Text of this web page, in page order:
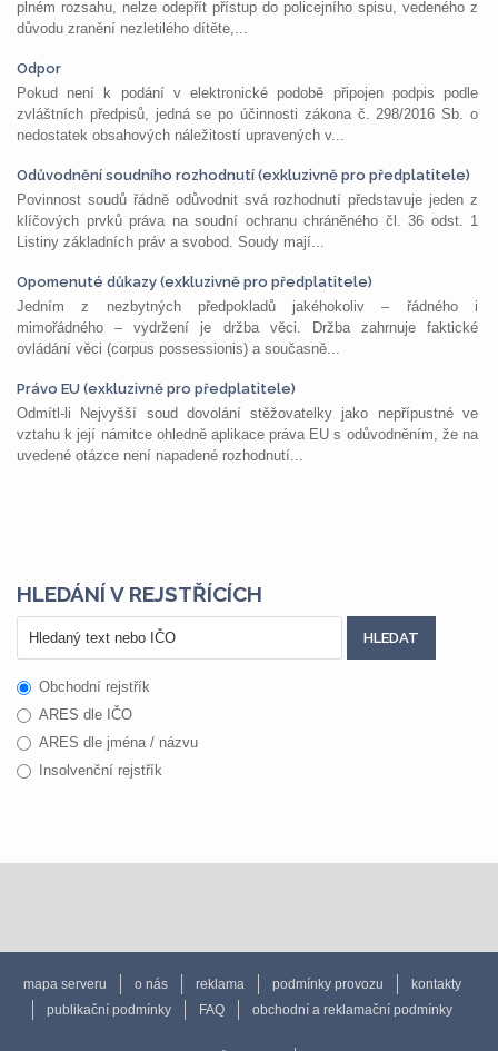
plném rozsahu, nelze odepřít přístup do policejního spisu, vedeného z
důvodu zranění nezletilého dítěte,...
Odpor
Pokud není k podání v elektronické podobě připojen podpis podle
zvláštních předpisů, jedná se po účinnosti zákona č. 298/2016 Sb. o
nedostatek obsahových náležitostí upravených v...
Odůvodnění soudního rozhodnutí (exkluzivně pro předplatitele)
Povinnost soudů řádně odůvodnit svá rozhodnutí představuje jeden z
klíčových prvků práva na soudní ochranu chráněného čl. 36 odst. 1
Listiny základních práv a svobod. Soudy mají...
Opomenuté důkazy (exkluzivně pro předplatitele)
Jedním z nezbytných předpokladů jakéhokoliv – řádného i
mimořádného – vydržení je držba věci. Držba zahrnuje faktické
ovládání věci (corpus possessionis) a současně...
Právo EU (exkluzivně pro předplatitele)
Odmítl-li Nejvyšší soud dovolání stěžovatelky jako nepřípustné ve
vztahu k její námitce ohledně aplikace práva EU s odůvodněním, že na
uvedené otázce není napadené rozhodnutí...
HLEDÁNÍ V REJSTŘÍCÍCH
Obchodní rejstřík
ARES dle IČO
ARES dle jména / názvu
Insolvenční rejstřík
mapa serveru o nás reklama podmínky provozu
kontakty
publikační podmínky
FAQ obchodní a reklamační podmínky